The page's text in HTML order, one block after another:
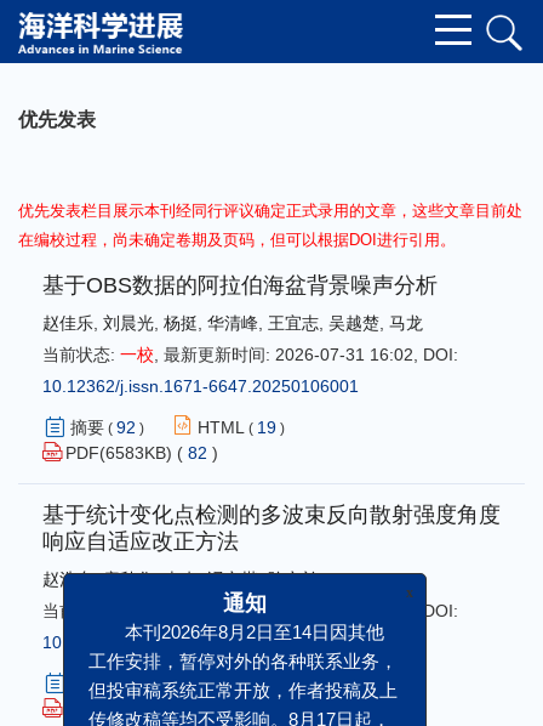
优先发表
优先发表栏目展示本刊经同行评议确定正式录用的文章，这些文章目前处
在编校过程，尚未确定卷期及页码，但可以根据DOI进行引用。
基于OBS数据的阿拉伯海盆背景噪声分析
赵佳乐 刘晨光 杨挺 华清峰 王宜志 吴越楚 马龙
当前状态: 一校 最新更新时间: 2026-07-31 16:02
DOI:
10.12362/j.issn.1671-6647.20250106001
摘要 ( 92 ) HTML ( 19 )
PDF(6583KB) ( 82 )
基于统计变化点检测的多波束反向散射强度角度
响应自适应改正方法
赵浩东,唐秋华,李杰,冯义楷,陈义兰
当前状态:
最新更新时间:
DOI:
10.12362/j.issn.1671-6647.20260120002
摘要(207) HTML(19 )
PDF( 5520KB) (330)
x
通知
本刊2026年8月2日至14日因其他
工作安排，暂停对外的各种联系业务，